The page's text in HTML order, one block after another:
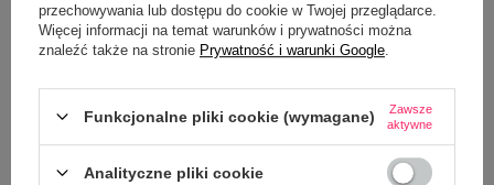
OPINIE (0)
Potrzebujesz pomocy? Masz pytania?
Zadaj pytanie a my odpowiemy
odpowiedzi publikując dla innych.
ZADAJ PYTANIE
przechowywania lub dostępu do cookie w Twojej przeglądarce.
Więcej informacji na temat warunków i prywatności można
znaleźć także na stronie Prywatność i warunki Google
Funkcjonalne pliki cookie (wymagane)
Zawsze
aktywne
Analityczne pliki cookie